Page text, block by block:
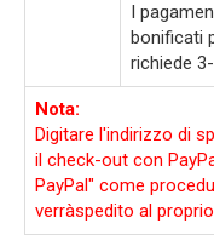
I
bonificati
richiede
Nota:
Digitare l'indirizzo di
il check-out con
PayPal" come
verràspedito al